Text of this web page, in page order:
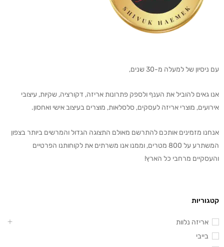
עם ניסיון של למעלה מ-30 שנים,
אנו גאים להוביל את הענף ולספק פתרונות אריזה, דקורציה, שקיות, עיצובי
אירועים, מוצרי אריזה לעסקים, סלסלאות, מוצרים בעיצוב אישי ואחסון.
אנחנו מזמינים אותכם להתרשם מאולם התצוגה הגדול והמרשים ביותר בצפון
המשתרע על 800 מטרים, וממנו אנו משרתים את לקוחותנו הפרטיים
והעסקיים מרחבי כל הארץ!
קטגוריות
אריזה נלוות
בייבי